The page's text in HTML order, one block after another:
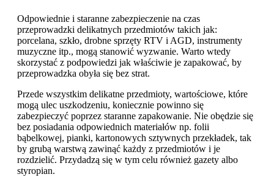
Odpowiednie i staranne zabezpieczenie na czas
przeprowadzki delikatnych przedmiotów takich jak:
porcelana, szkło, drobne sprzęty RTV i AGD, instrumenty
muzyczne itp., mogą stanowić wyzwanie. Warto wtedy
skorzystać z podpowiedzi jak właściwie je zapakować, by
przeprowadzka obyła się bez strat.
Przede wszystkim delikatne przedmioty, wartościowe, które
mogą ulec uszkodzeniu, koniecznie powinno się
zabezpieczyć poprzez staranne zapakowanie. Nie obędzie się
bez posiadania odpowiednich materiałów np. folii
bąbelkowej, pianki, kartonowych sztywnych przekładek, tak
by grubą warstwą zawinąć każdy z przedmiotów i je
rozdzielić. Przydadzą się w tym celu również gazety albo
styropian.